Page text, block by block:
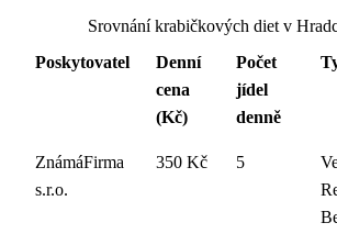
Srovnání krabičkových diet v
Poskytovatel
Denní
cena
(Kč)
Počet
jídel
denně
ZnámáFirma
s.r.o.
350 Kč 5